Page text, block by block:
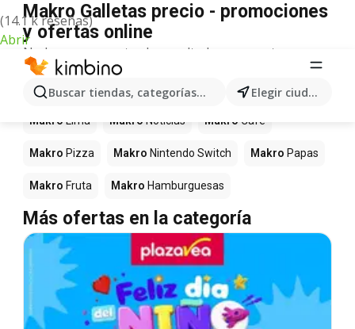
(14.1 k reseñas)
Abrir
Buscar tiendas, categorías, productos... Elegir ciudad
Makro Galletas precio - promociones
y ofertas online
No hemos encontrado resultados para este
término.
Más productos en tiendas Makro
Makro Lima Makro Noticias Makro Café
Makro Pizza Makro Nintendo Switch Makro Papas
Makro Fruta Makro Hamburguesas
Más ofertas en la categoría